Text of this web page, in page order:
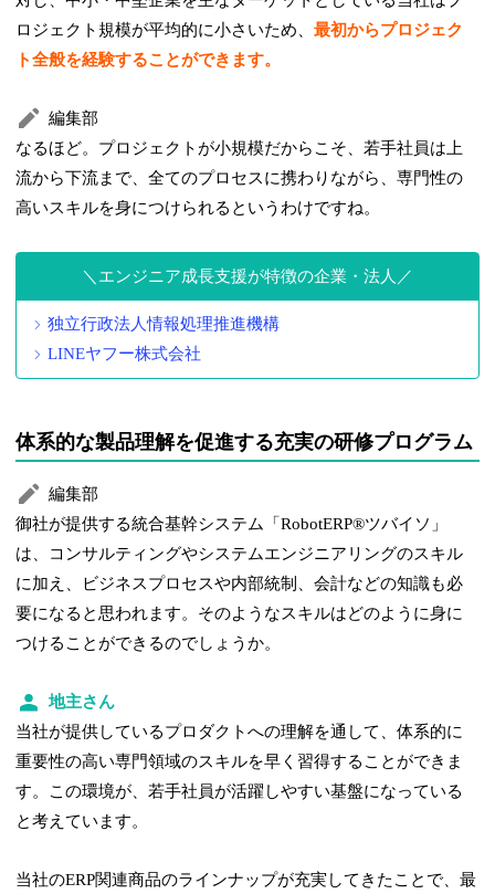
ロジェクト規模が平均的に小さいため、最初からプロジェク
ト全般を経験することができます。
編集部
なるほど。プロジェクトが小規模だからこそ、若手社員は上
流から下流まで、全てのプロセスに携わりながら、専門性の
高いスキルを身につけられるというわけですね。
エンジニア成長支援が特徴の企業・法人
独立行政法人情報処理推進機構
LINEヤフー株式会社
体系的な製品理解を促進する充実の研修プログラム
編集部
御社が提供する統合基幹システム「RobotERP®ツバイソ」
は、コンサルティングやシステムエンジニアリングのスキル
に加え、ビジネスプロセスや内部統制、会計などの知識も必
要になると思われます。そのようなスキルはどのように身に
つけることができるのでしょうか。
地主さん
当社が提供しているプロダクトへの理解を通して、体系的に
重要性の高い専門領域のスキルを早く習得することができま
す。この環境が、若手社員が活躍しやすい基盤になっている
と考えています。
当社のERP関連商品のラインナップが充実してきたことで、最